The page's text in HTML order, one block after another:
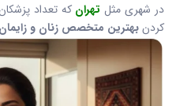
در شهری مثل تهران که تعداد
کردنبهترین متخصص زنان و